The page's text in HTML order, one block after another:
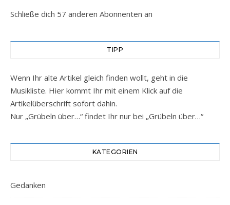
Schließe dich 57 anderen Abonnenten an
TIPP
Wenn Ihr alte Artikel gleich finden wollt, geht in die
Musikliste. Hier kommt Ihr mit einem Klick auf die
Artikelüberschrift sofort dahin.
Nur „Grübeln über…“ findet Ihr nur bei „Grübeln über…“
KATEGORIEN
Gedanken